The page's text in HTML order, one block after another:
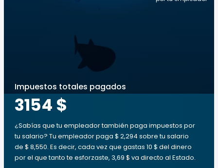
Impuestos totales pagados
3154 $
¿Sabías que tu empleador también paga impuestos por
tu salario? Tu empleador paga $ 2,294 sobre tu salario
de $ 8,550. Es decir, cada vez que gastas 10 $ del dinero
por el que tanto te esforzaste, 3,69 $ va directo al Estado.